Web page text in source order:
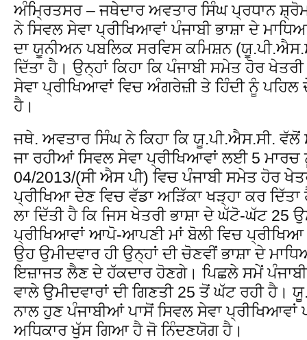
ਅੰਮ੍ਰਿਤਸਰ – ਜਥੇਦਾਰ ਅਵਤਾਰ ਸਿੰਘ ਪ੍ਰਧਾਨ
ਨੇ ਸਿਵਲ ਸੇਵਾ ਪ੍ਰੀਖਿਆਵਾਂ ਪੰਜਾਬੀ ਭਾਸ਼ਾ ਦੇ
ਦਾ ਯੂਨੀਅਨ ਪਬਲਿਕ ਸਰਵਿਸ ਕਮਿਸ਼ਨ
ਦਿੱਤਾ ਹੈ। ਉਨ੍ਹਾਂ ਕਿਹਾ ਕਿ ਪੰਜਾਬੀ ਸਮੇਤ ਹੋਰ
ਸੇਵਾ ਪ੍ਰੀਖਿਆਵਾਂ ਵਿਚ ਅੰਗਰੇਜ਼ੀ ਤੇ ਹਿੰਦੀ ਨੂੰ ਪਹਿਲ
ਹੈ।
ਜਥੇ. ਅਵਤਾਰ ਸਿੰਘ ਨੇ ਕਿਹਾ ਕਿ ਯੂ.ਪੀ.ਐਸ.ਸੀ.
ਜਾ ਰਹੀਆਂ ਸਿਵਲ ਸੇਵਾ ਪ੍ਰੀਖਿਆਵਾਂ ਲਈ 5 ਮਾਰਚ
04/2013/(ਸੀ ਐਸ ਪੀ) ਵਿਚ ਪੰਜਾਬੀ ਸਮੇਤ ਹੋਰ
ਪ੍ਰੀਖਿਆ ਦੇਣ ਵਿਚ ਵੱਡਾ ਅੜਿੱਕਾ ਖੜ੍ਹਾ ਕਰ
ਲਾ ਦਿੱਤੀ ਹੈ ਕਿ ਜਿਸ ਖੇਤਰੀ ਭਾਸ਼ਾ ਦੇ ਘੱਟੋ-ਘੱਟ 25
ਪ੍ਰੀਖਿਆਵਾਂ ਆਪੋ-ਆਪਣੀ ਮਾਂ ਬੋਲੀ ਵਿਚ
ਉਹ ਉਮੀਦਵਾਰ ਹੀ ਉਨ੍ਹਾਂ ਦੀ ਚੋਣਵੀਂ ਭਾਸ਼ਾ ਦੇ
ਇਜ਼ਾਜਤ ਲੈਣ ਦੇ ਹੱਕਦਾਰ ਹੋਣਗੇ। ਪਿਛਲੇ ਸਮੇਂ
ਵਾਲੇ ਉਮੀਦਵਾਰਾਂ ਦੀ ਗਿਣਤੀ 25 ਤੋਂ ਘੱਟ ਰਹੀ ਹੈ।
ਨਾਲ ਹੁਣ ਪੰਜਾਬੀਆਂ ਪਾਸੋਂ ਸਿਵਲ ਸੇਵਾ ਪ੍ਰੀਖਿਆਵਾਂ
ਅਧਿਕਾਰ ਖੁੱਸ ਗਿਆ ਹੈ ਜੋ ਨਿੰਦਣਯੋਗ ਹੈ।